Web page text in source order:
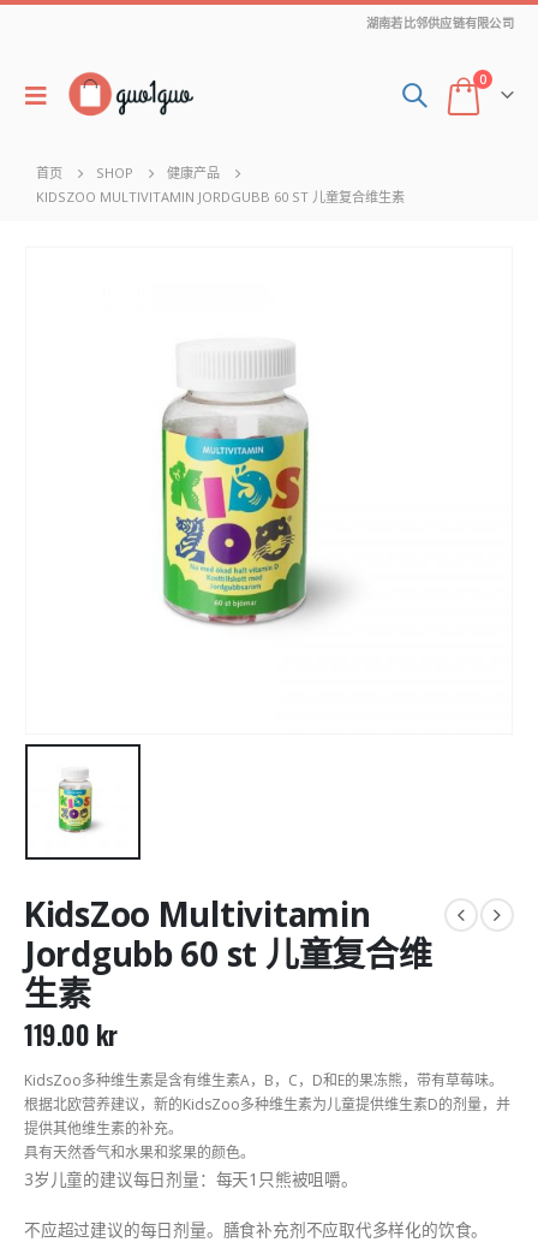
湖南若比邻供应链有限公司
0
首页 SHOP
健康产品
KIDSZOO MULTIVITAMIN JORDGUBB 60 ST 儿童复合维生素
KidsZoo Multivitamin
Jordgubb 60 st 儿童复合维
生素
119.00 kr
KidsZoo多种维生素是含有维生素A，B，C，D和E的果冻熊，带有草莓味。
根据北欧营养建议，新的KidsZoo多种维生素为儿童提供维生素D的剂量，并
提供其他维生素的补充。
具有天然香气和水果和浆果的颜色。
3岁儿童的建议每日剂量：每天1只熊被咀嚼。
不应超过建议的每日剂量。膳食补充剂不应取代多样化的饮食。